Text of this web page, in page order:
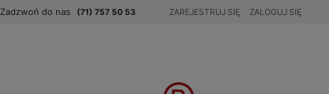
Zadzwoń do nas (71) 757 50 53 ZAREJESTRUJ SIĘ ZALOGUJ SIĘ